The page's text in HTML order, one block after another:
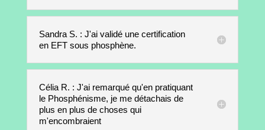
Sandra S. : J'ai validé une certification
en EFT sous phosphène.
Célia R. : J'ai remarqué qu'en pratiquant
le Phosphénisme, je me détachais de
plus en plus de choses qui
m'encombraient